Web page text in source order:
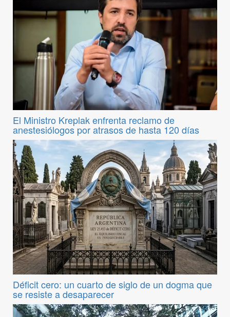
El Ministro Kreplak enfrenta reclamo de
anestesiólogos por atrasos de hasta 120 días
Déficit cero: un cuarto de siglo de un dogma que
se resiste a desaparecer